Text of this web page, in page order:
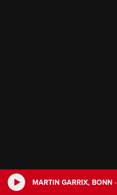
MARTIN GARRIX, BONN -